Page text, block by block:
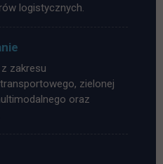
logistycznych.
zakresu
zielonej
oraz